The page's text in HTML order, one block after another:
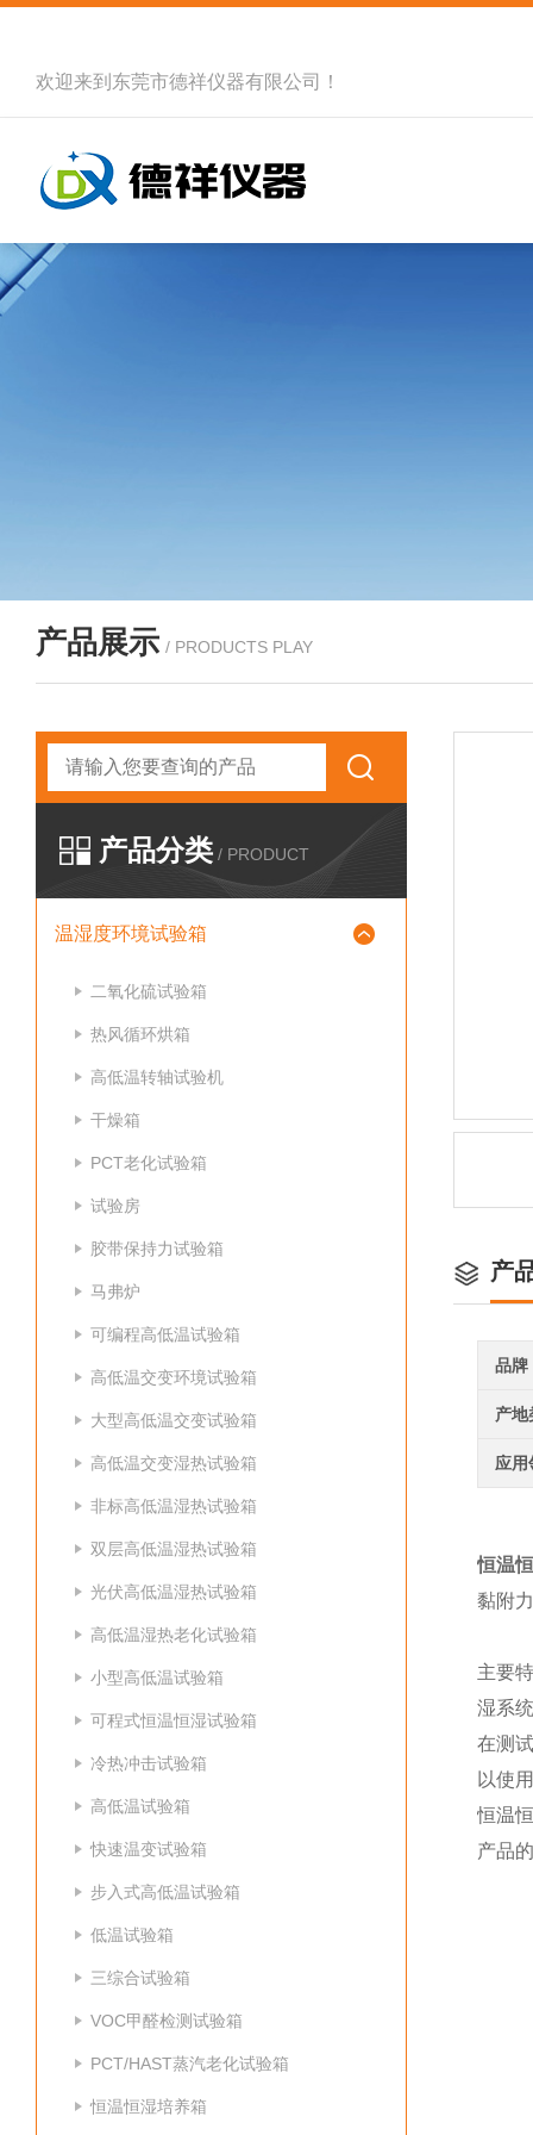
欢迎来到 东莞市德祥仪器有限公司 ！
产品展示 / PRODUCTS PLAY
产品分类 / PRODUCT
温湿度环境试验箱
二氧化硫试验箱
热风循环烘箱
高低温转轴试验机
干燥箱
PCT老化试验箱
试验房
胶带保持力试验箱
马弗炉
可编程高低温试验箱
高低温交变环境试验箱
大型高低温交变试验箱
高低温交变湿热试验箱
非标高低温湿热试验箱
双层高低温湿热试验箱
光伏高低温湿热试验箱
高低温湿热老化试验箱
小型高低温试验箱
可程式恒温恒湿试验箱
冷热冲击试验箱
高低温试验箱
快速温变试验箱
步入式高低温试验箱
低温试验箱
三综合试验箱
VOC甲醛检测试验箱
PCT/HAST蒸汽老化试验箱
恒温恒湿培养箱
产
品牌
产地
应用
恒温
黏附
主要
湿系
在测
以使
恒温
产品